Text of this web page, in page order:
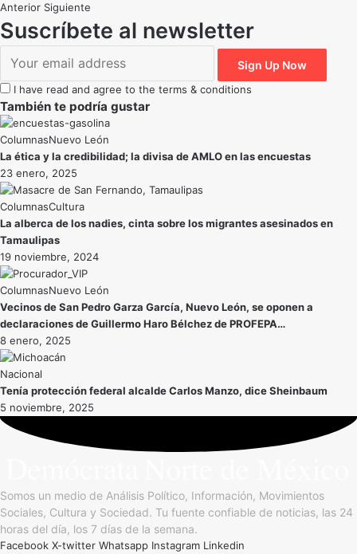
Anterior Siguiente
Suscríbete al newsletter
I have read and agree to the terms & conditions
También te podría gustar
Nuevo León
La ética y la credibilidad; la divisa de AMLO en las encuestas
23 enero, 2025
Cultura
La alberca de los nadies, cinta sobre los migrantes asesinados en
Tamaulipas
19 noviembre, 2024
Nuevo León
Vecinos de San Pedro Garza García, Nuevo León, se oponen a
declaraciones de Guillermo Haro Bélchez de PROFEPA…
8 enero, 2025
Nacional
Tenía protección federal alcalde Carlos Manzo, dice Sheinbaum
5 noviembre, 2025
Somos un medio de Análisis Político, Información, Movimientos
Sociales, Cultura y Sociedad. Tu fuente confiable de noticias, las 24
horas del día, los 7 días de la semana.
Facebook X-twitter Whatsapp Instagram Linkedin